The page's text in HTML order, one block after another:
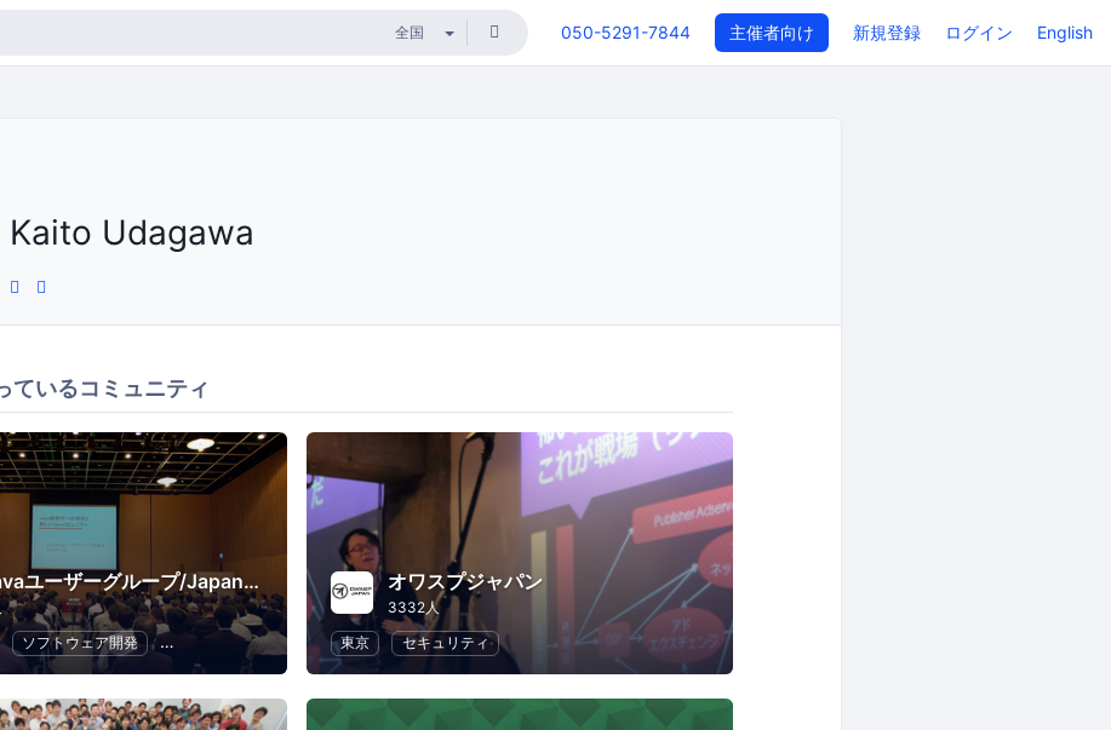
050-5291-7844 主催者向け 新規登録 ログイン English
Kaito Udagawa
ているコミュニティ
日本Javaユーザーグループ/Japan Java User Group
ソフトウェア開発 プログラミング IT
オワスプジャパン
3332人
東京
セキュリティ